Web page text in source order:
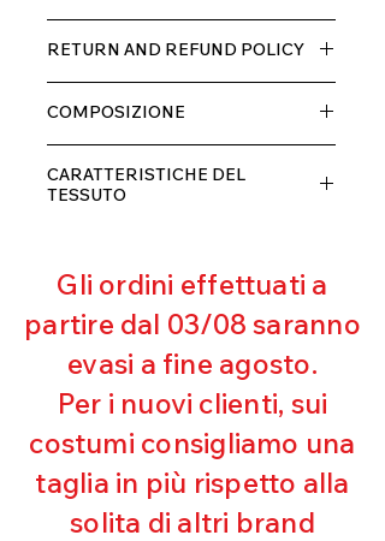
di elastane, molto comodo per chi lo
indossa grazia alla sua elastcità, in
doppio strato con fodera.
RETURN AND REFUND POLICY
entro 10 giorni dal ricevimento,
rimborseremo il cliente, escluse le
spese di spedizione, non appena
riceveremo la merce resa ed
COMPOSIZIONE
20% ELASTANE
CARATTERISTICHE DEL
TESSUTO
Resistente al pilling
Eccellente protezione dai raggi
UV
Ottima copertura
Ultra cloro resistente
Mantenimento della forma
Perfetta vestibilità
Asciugatura rapida
Bielastico
Gli ordini effettuati a
partire dal 03/08 saranno
evasi a fine agosto.
Per i nuovi clienti, sui
costumi consigliamo una
taglia in più rispetto alla
solita di altri brand